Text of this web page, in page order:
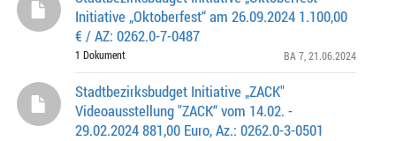
Initiative „Oktoberfest“ am 26.09.2024 1.100,00
€ / AZ: 0262.0-7-0487
1 Dokument BA 7 , 21.06.2024
Stadtbezirksbudget Initiative „ZACK"
Videoausstellung "ZACK“ vom 14.02. -
29.02.2024 881,00 Euro, Az.: 0262.0-3-0501